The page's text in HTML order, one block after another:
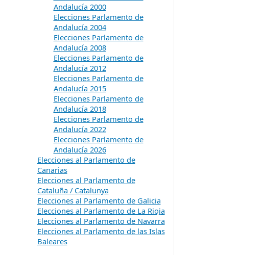
Andalucía 2000
Elecciones Parlamento de
Andalucía 2004
Elecciones Parlamento de
Andalucía 2008
Elecciones Parlamento de
Andalucía 2012
Elecciones Parlamento de
Andalucía 2015
Elecciones Parlamento de
Andalucía 2018
Elecciones Parlamento de
Andalucía 2022
Elecciones Parlamento de
Andalucía 2026
Elecciones al Parlamento de
Canarias
Elecciones al Parlamento de
Cataluña / Catalunya
Elecciones al Parlamento de Galicia
Elecciones al Parlamento de La Rioja
Elecciones al Parlamento de Navarra
Elecciones al Parlamento de las Islas
Baleares